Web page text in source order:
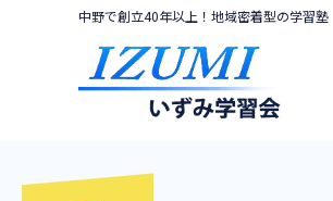
中野で創立40年以上！地域密着型の学習塾